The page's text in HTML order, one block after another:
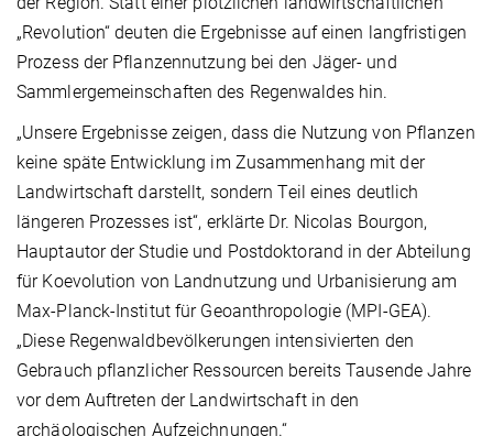
„Revolution“ deuten die Ergebnisse auf einen langfristigen
Prozess der Pflanzennutzung bei den Jäger- und
Sammlergemeinschaften des Regenwaldes hin.
„Unsere Ergebnisse zeigen, dass die Nutzung von Pflanzen
keine späte Entwicklung im Zusammenhang mit der
Landwirtschaft darstellt, sondern Teil eines deutlich
längeren Prozesses ist“, erklärte Dr. Nicolas Bourgon,
Hauptautor der Studie und Postdoktorand in der Abteilung
für Koevolution von Landnutzung und Urbanisierung am
Max-Planck-Institut für Geoanthropologie (MPI-GEA).
„Diese Regenwaldbevölkerungen intensivierten den
Gebrauch pflanzlicher Ressourcen bereits Tausende Jahre
vor dem Auftreten der Landwirtschaft in den
archäologischen Aufzeichnungen.“